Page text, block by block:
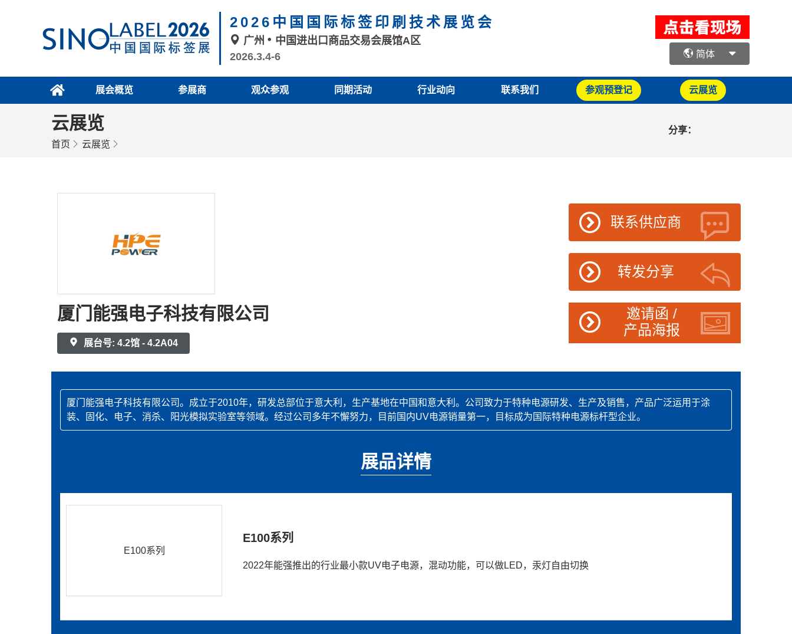
2026中国国际标签印刷技术展览会
广州
中国进出口商品交易会展馆A区
2026.3.4-6
简体
展会概览 参展商 观众参观 同期活动 行业动向 联系我们 参观预登记 云展览
云展览
首页 云展览
分享：
厦门能强电子科技有限公司
展台号: 4.2馆 - 4.2A04
联系供应商
转发分享
邀请函 /
产品海报
厦门能强电子科技有限公司。成立于2010年，研发总部位于意大利，生产基地在中国和意大利。公司致力于特种电源研发、生产及销售，产品广泛运用于涂
装、固化、电子、消杀、阳光模拟实验室等领域。经过公司多年不懈努力，目前国内UV电源销量第一，目标成为国际特种电源标杆型企业。
展品详情
E100系列
E100系列
2022年能强推出的行业最小款UV电子电源，混动功能，可以做LED，汞灯自由切换